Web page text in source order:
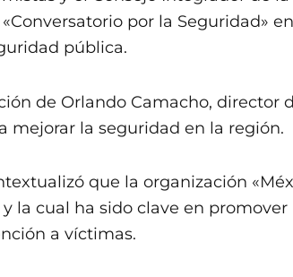
por la Seguridad»
pública.
de Orlando Camacho, director
mejorar la seguridad en la región.
que la organización
la cual ha sido clave en
a víctimas.